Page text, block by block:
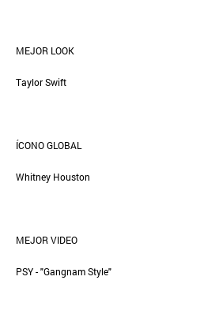
MEJOR LOOK
Taylor Swift
ÍCONO GLOBAL
Whitney Houston
MEJOR VIDEO
PSY - "Gangnam Style"